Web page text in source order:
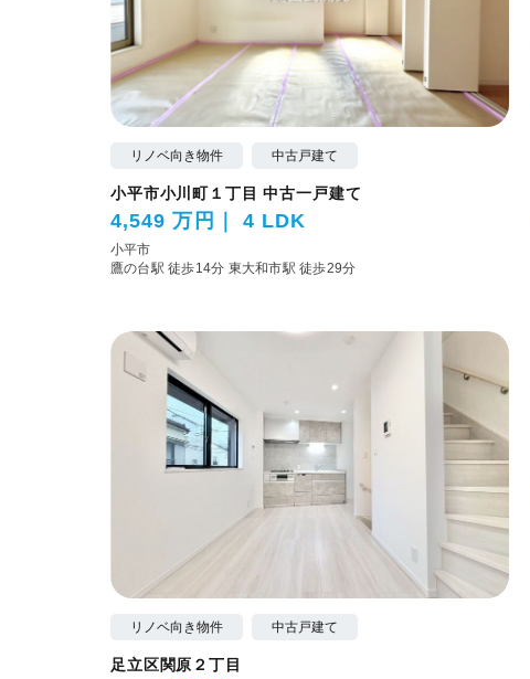
リノベ向き物件 中古戸建て
小平市小川町１丁目 中古一戸建て
4,549 万円 4 LDK
小平市
鷹の台駅 徒歩14分 東大和市駅 徒歩29分
リノベ向き物件 中古戸建て
足立区関原２丁目